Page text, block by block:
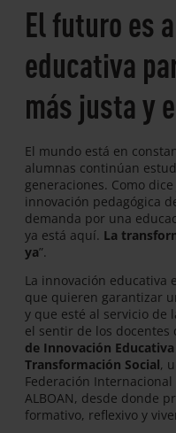
El futuro es
educativa
más justa y
El mundo está en
alumnas continúan
generaciones. Como
innovación pedagógica
demanda por una
ya está aquí. La
ya”.
La innovación educativa
que quieren garantizar
y que esté al servicio de
el sentir de los
de Innovación
Transformación Social,
Federación Internacional
ALBOAN, desde donde
formativo, reflexivo y